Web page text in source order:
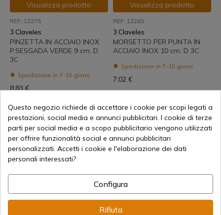
Visualizza prodotto
REF: 12275
3 Claveles
PINZETTA IN ACCIAIO INOX
P.SESGADA VERDE 9 cm. D
3C
Spedizione in 7-15 giorni
8,83 €
Visualizza prodotto
REF: 12263
3 Claveles
MORSETTO PER PUNTA IN
ACCIAIO INOX 10 cm. D 3C
Spedizione in 7-15 giorni
7,02 €
3 Claveles
Questo negozio richiede di accettare i cookie per scopi legati a
prestazioni, social media e annunci pubblicitari. I cookie di terze
parti per social media e a scopo pubblicitario vengono utilizzati
per offrire funzionalità social e annunci pubblicitari
personalizzati. Accetti i cookie e l'elaborazione dei dati
personali interessati?
Configura
Rifiuta